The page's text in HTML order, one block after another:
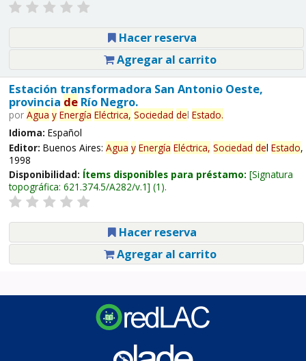
Hacer reserva
Agregar al carrito
Estación transformadora San Antonio Oeste,
provincia deRío Negro.
por Agua y Energía Eléctrica, Sociedad del Estado.
Idioma: Español
Editor: Buenos Aires: Agua y Energía Eléctrica, Sociedad del Estado,
1998
Disponibilidad: Ítems disponibles para préstamo: Signatura
topográfica: 621.374.5/A282/v.1 (1).
Hacer reserva
Agregar al carrito